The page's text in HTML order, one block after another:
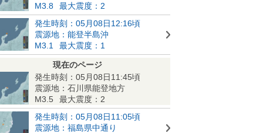
M3.8
最大震度：2
発生時刻：05月08日12:16頃
震源地：能登半島沖
M3.1
最大震度：1
現在のページ
発生時刻：05月08日11:45頃
震源地：石川県能登地方
M3.5
最大震度：2
発生時刻：05月08日11:05頃
震源地：福島県中通り